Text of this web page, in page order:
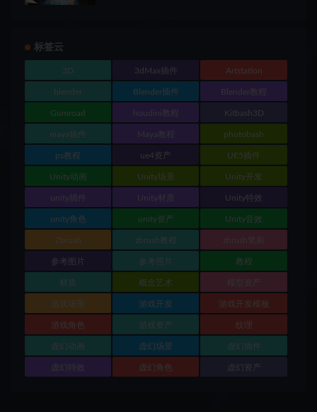
标签云
3D 3dMax插件 Artstation
blender Blender插件 Blender教程
Gumroad houdini教程 Kitbash3D
maya插件 Maya教程 photobash
ps教程 ue4资产 UE5插件
Unity动画 Unity场景 Unity开发
unity插件 Unity材质 Unity特效
unity角色 unity资产 Unity音效
Zbrush zbrush教程 zbrush笔刷
参考图片 参考照片 教程
材质 概念艺术 模型资产
游戏场景 游戏开发 游戏开发模板
游戏角色 游戏资产 纹理
虚幻动画 虚幻场景 虚幻插件
虚幻特效 虚幻角色 虚幻资产